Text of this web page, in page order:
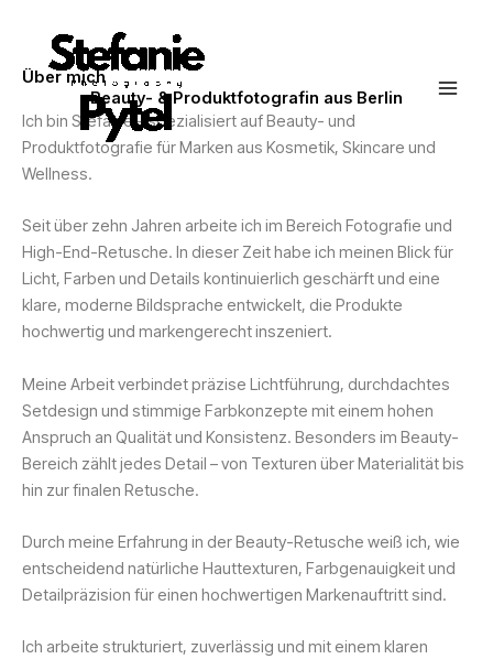
springen
Über mich
Beauty- & Produktfotografin aus Berlin
Ich bin Stefanie – spezialisiert auf Beauty- und
Produktfotografie für Marken aus Kosmetik, Skincare und
Wellness.
Seit über zehn Jahren arbeite ich im Bereich Fotografie und
High-End-Retusche. In dieser Zeit habe ich meinen Blick für
Licht, Farben und Details kontinuierlich geschärft und eine
klare, moderne Bildsprache entwickelt, die Produkte
hochwertig und markengerecht inszeniert.
Meine Arbeit verbindet präzise Lichtführung, durchdachtes
Setdesign und stimmige Farbkonzepte mit einem hohen
Anspruch an Qualität und Konsistenz. Besonders im Beauty-
Bereich zählt jedes Detail – von Texturen über Materialität bis
hin zur finalen Retusche.
Durch meine Erfahrung in der Beauty-Retusche weiß ich, wie
entscheidend natürliche Hauttexturen, Farbgenauigkeit und
Detailpräzision für einen hochwertigen Markenauftritt sind.
Ich arbeite strukturiert, zuverlässig und mit einem klaren